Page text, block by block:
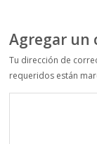
Agregar un
Tu dirección de
requeridos están